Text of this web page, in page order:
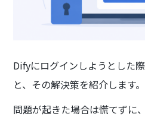
Difyにログインしようとした
と、その解決策を紹介します。
問題が起きた場合は慌てずに